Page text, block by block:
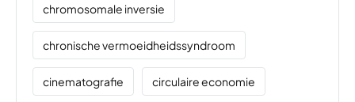
chromosomale inversie
chronische vermoeidheidssyndroom
cinematografie circulaire economie